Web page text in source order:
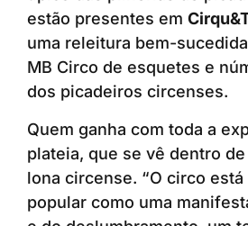
estão presentes em
uma releitura bem-
MB Circo de esquetes e
dos picadeiros circenses.
Quem ganha com toda a
plateia, que se vê dentro
lona circense. “O circo
popular como uma